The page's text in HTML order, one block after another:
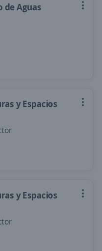
de Aguas
y Espacios
y Espacios